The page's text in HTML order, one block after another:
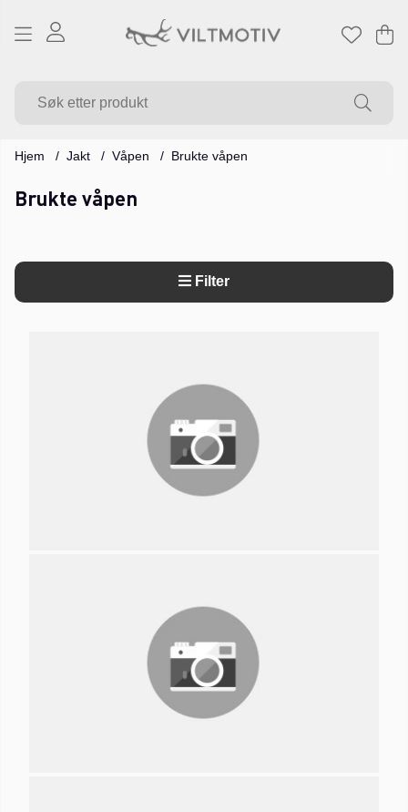
.
Hjem Jakt Våpen Brukte våpen
Brukte våpen
Filter